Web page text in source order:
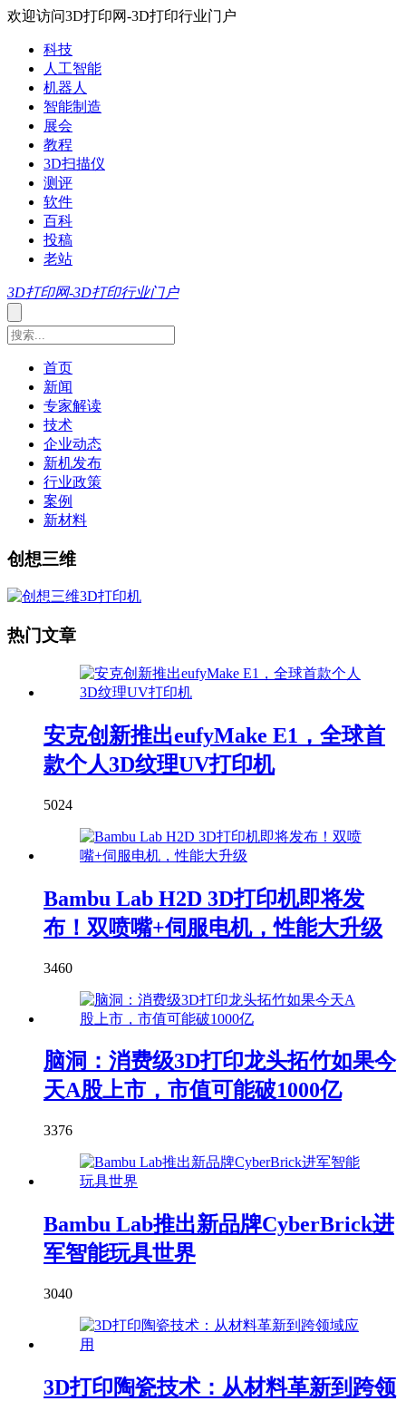
欢迎访问3D打印网-3D打印行业门户
科技
人工智能
机器人
智能制造
展会
教程
3D扫描仪
测评
软件
百科
投稿
老站
3D打印网-3D打印行业门户
首页
新闻
专家解读
技术
企业动态
新机发布
行业政策
案例
新材料
创想三维
热门文章
安克创新推出eufyMake E1，全球首
款个人3D纹理UV打印机
5024
Bambu Lab H2D 3D打印机即将发
布！双喷嘴+伺服电机，性能大升级
3460
脑洞：消费级3D打印龙头拓竹如果今
天A股上市，市值可能破1000亿
3376
Bambu Lab推出新品牌CyberBrick进
军智能玩具世界
3040
3D打印陶瓷技术：从材料革新到跨领